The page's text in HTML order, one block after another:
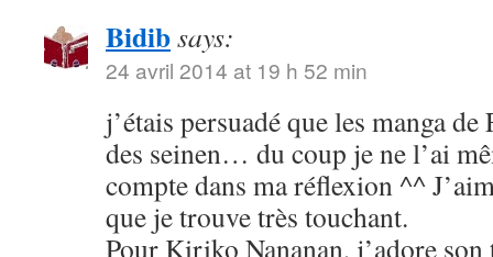
Bidibsays:
24 avril 2014 at 19 h 52 min
j’étais persuadé que les manga
des seinen… du coup je ne l’ai
compte dans ma réflexion ^^
que je trouve très touchant.
Pour Kiriko Nananan, j’adore